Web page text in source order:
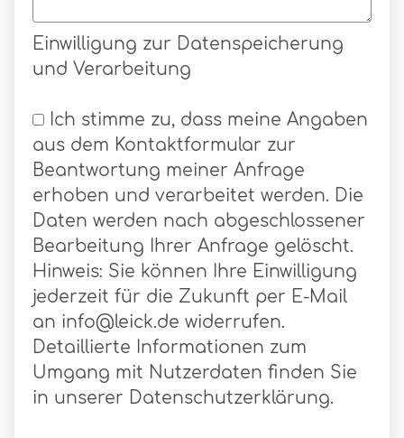
Einwilligung zur Datenspeicherung
und Verarbeitung
Ich stimme zu, dass meine Angaben
aus dem Kontaktformular zur
Beantwortung meiner Anfrage
erhoben und verarbeitet werden. Die
Daten werden nach abgeschlossener
Bearbeitung Ihrer Anfrage gelöscht.
Hinweis: Sie können Ihre Einwilligung
jederzeit für die Zukunft per E-Mail
an info@leick.de widerrufen.
Detaillierte Informationen zum
Umgang mit Nutzerdaten finden Sie
in unserer Datenschutzerklärung.